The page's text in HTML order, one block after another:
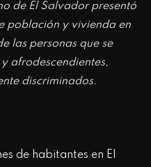
de El Salvador presentó
población y vivienda en
las personas que se
afrodescendientes,
discriminados.
de habitantes en El